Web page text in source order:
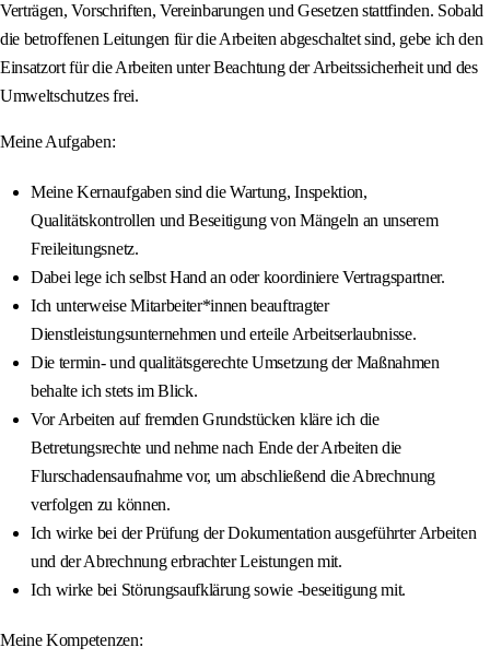
Verträgen, Vorschriften, Vereinbarungen und Gesetzen stattfinden. Sobald
die betroffenen Leitungen für die Arbeiten abgeschaltet sind, gebe ich den
Einsatzort für die Arbeiten unter Beachtung der Arbeitssicherheit und des
Umweltschutzes frei.
Meine Aufgaben:
Meine Kernaufgaben sind die Wartung, Inspektion,
Qualitätskontrollen und Beseitigung von Mängeln an unserem
Freileitungsnetz.
Dabei lege ich selbst Hand an oder koordiniere Vertragspartner.
Ich unterweise Mitarbeiter*innen beauftragter
Dienstleistungsunternehmen und erteile Arbeitserlaubnisse.
Die termin- und qualitätsgerechte Umsetzung der Maßnahmen
behalte ich stets im Blick.
Vor Arbeiten auf fremden Grundstücken kläre ich die
Betretungsrechte und nehme nach Ende der Arbeiten die
Flurschadensaufnahme vor, um abschließend die Abrechnung
verfolgen zu können.
Ich wirke bei der Prüfung der Dokumentation ausgeführter Arbeiten
und der Abrechnung erbrachter Leistungen mit.
Ich wirke bei Störungsaufklärung sowie -beseitigung mit.
Meine Kompetenzen: